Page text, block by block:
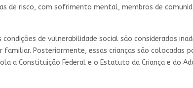
de risco, com sofrimento mental, membros de
de vulnerabilidade social são considerados
Posteriormente, essas crianças são colocadas
a Constituição Federal e o Estatuto da Criança e do